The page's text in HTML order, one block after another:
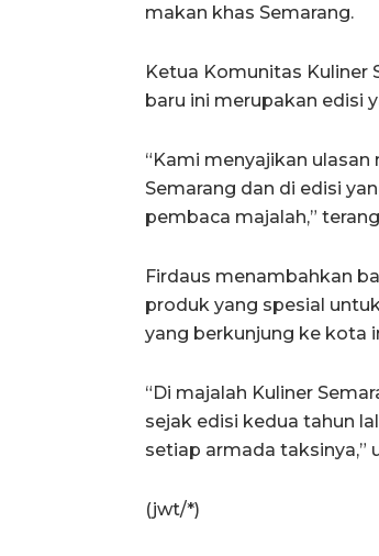
makan khas Semarang.
Ketua Komunitas Kuliner
baru ini merupakan edisi
“Kami menyajikan
Semarang dan di edisi
pembaca majalah,”
Firdaus menambahkan
produk yang spesial
yang berkunjung ke kota
“Di majalah Kuliner
sejak edisi kedua tahun
setiap armada taksinya,”
(jwt/*)